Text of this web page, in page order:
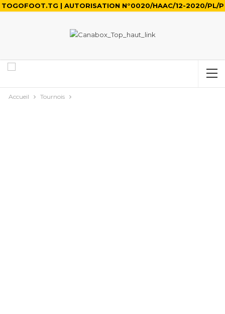
TOGOFOOT.TG | AUTORISATION N°0020/HAAC/12-2020/PL/P
Accueil Tournois